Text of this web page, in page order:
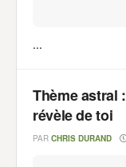
...
Thème astral
révèle de toi
PAR CHRIS DURAND